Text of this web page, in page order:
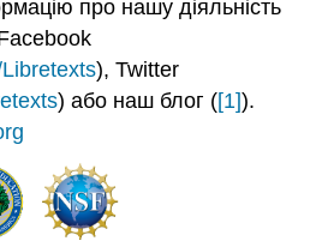
про нашу діяльність
), Twitter
) або наш блог ([1]).